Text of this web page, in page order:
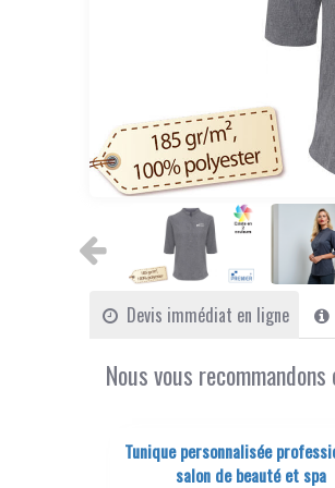
Devis immédiat en ligne
Nous vous
Tunique personnalisée
coiffeuse masseuse